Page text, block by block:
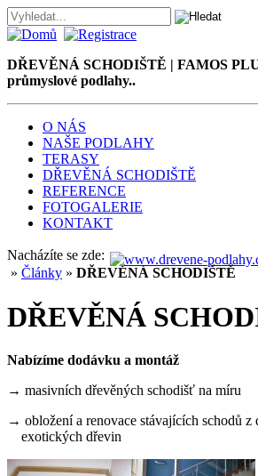
DŘEVĚNÁ SCHODIŠTĚ | FAMOS
průmyslové podlahy..
O NÁS
NAŠE PODLAHY
TERASY
DŘEVĚNÁ SCHODIŠTĚ
REFERENCE
FOTOGALERIE
KONTAKT
Nacházíte se zde:
» Články » DŘEVĚNÁ SCHODIŠTĚ
DŘEVĚNÁ
Nabízíme dodávku a montáž
→ masivních dřevěných schodišť na míru
→ obložení a renovace stávajících schodů z
exotických dřevin